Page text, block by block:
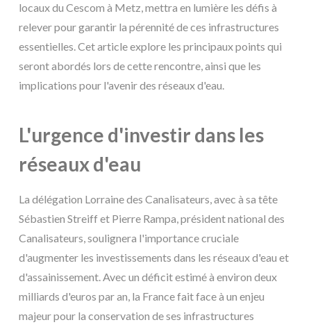
locaux du Cescom à Metz, mettra en lumière les défis à
relever pour garantir la pérennité de ces infrastructures
essentielles. Cet article explore les principaux points qui
seront abordés lors de cette rencontre, ainsi que les
implications pour l'avenir des réseaux d'eau.
L'urgence d'investir dans les
réseaux d'eau
La délégation Lorraine des Canalisateurs, avec à sa tête
Sébastien Streiff et Pierre Rampa, président national des
Canalisateurs, soulignera l'importance cruciale
d'augmenter les investissements dans les réseaux d'eau et
d'assainissement. Avec un déficit estimé à environ deux
milliards d'euros par an, la France fait face à un enjeu
majeur pour la conservation de ses infrastructures